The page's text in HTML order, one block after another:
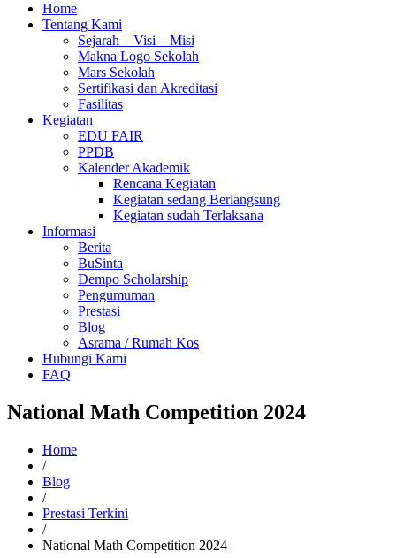
Home
Tentang Kami
Sejarah – Visi – Misi
Makna Logo Sekolah
Mars Sekolah
Sertifikasi dan Akreditasi
Fasilitas
Kegiatan
EDU FAIR
PPDB
Kalender Akademik
Rencana Kegiatan
Kegiatan sedang Berlangsung
Kegiatan sudah Terlaksana
Informasi
Berita
BuSinta
Dempo Scholarship
Pengumuman
Prestasi
Blog
Asrama / Rumah Kos
Hubungi Kami
FAQ
National Math Competition 2024
Home
/
Blog
/
Prestasi Terkini
/
National Math Competition 2024